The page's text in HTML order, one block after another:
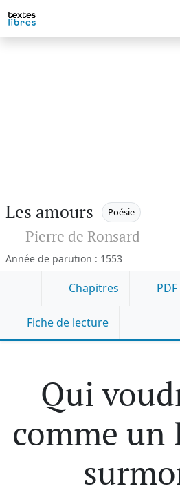
Les amours Poésie
Pierre de Ronsard
Année de parution : 1553
Chapitres PDF
Fiche de lecture
Qui
comme un